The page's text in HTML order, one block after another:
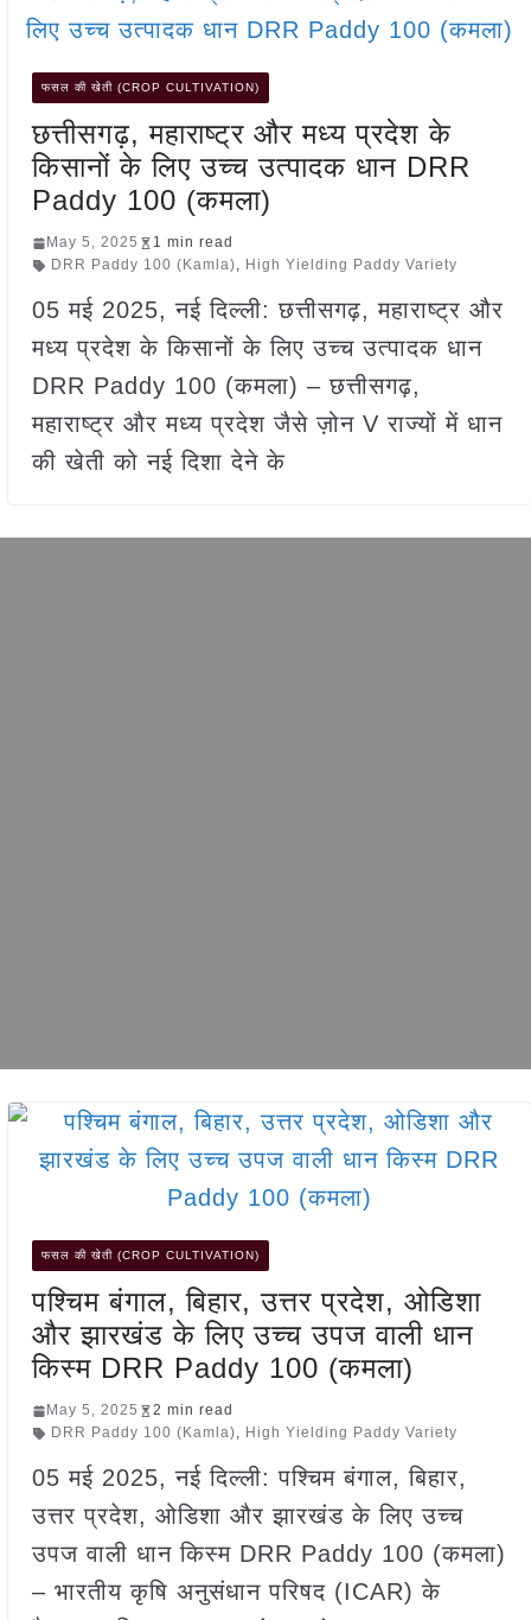
फसल की खेती (CROP CULTIVATION)
छत्तीसगढ़, महाराष्ट्र और मध्य प्रदेश के
किसानों के लिए उच्च उत्पादक धान DRR
Paddy 100 (कमला)
May 5, 2025
1 min read
DRR Paddy 100 (Kamla), High Yielding Paddy Variety
05 मई 2025, नई दिल्ली: छत्तीसगढ़, महाराष्ट्र और
मध्य प्रदेश के किसानों के लिए उच्च उत्पादक धान
DRR Paddy 100 (कमला) – छत्तीसगढ़,
महाराष्ट्र और मध्य प्रदेश जैसे ज़ोन V राज्यों में धान
की खेती को नई दिशा देने के
फसल की खेती (CROP CULTIVATION)
पश्चिम बंगाल, बिहार, उत्तर प्रदेश, ओडिशा
और झारखंड के लिए उच्च उपज वाली धान
किस्म DRR Paddy 100 (कमला)
May 5, 2025
2 min read
DRR Paddy 100 (Kamla), High Yielding Paddy Variety
05 मई 2025, नई दिल्ली: पश्चिम बंगाल, बिहार,
उत्तर प्रदेश, ओडिशा और झारखंड के लिए उच्च
उपज वाली धान किस्म DRR Paddy 100 (कमला)
– भारतीय कृषि अनुसंधान परिषद (ICAR) के